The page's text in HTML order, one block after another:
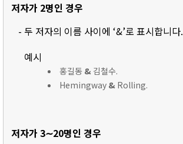
저자가 2명인 경우
- 두 저자의 이름 사이에 ‘&’로 표시합니다.
예시
홍길동 & 김철수.
Hemingway & Rolling.
저자가 3∼20명인 경우